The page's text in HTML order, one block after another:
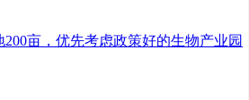
亩，优先考虑政策好的生物产业园